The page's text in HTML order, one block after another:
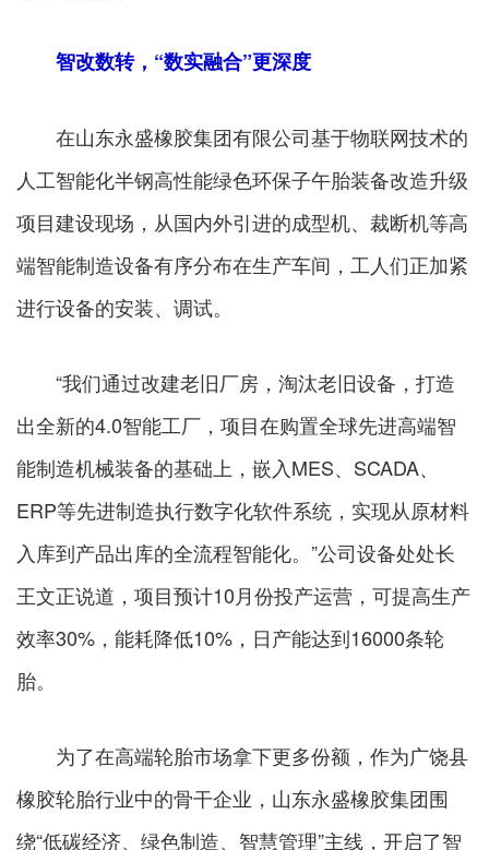
智改数转，“数实融合”更深度
在山东永盛橡胶集团有限公司基于物联网技术的
人工智能化半钢高性能绿色环保子午胎装备改造升级
项目建设现场，从国内外引进的成型机、裁断机等高
端智能制造设备有序分布在生产车间，工人们正加紧
进行设备的安装、调试。
“我们通过改建老旧厂房，淘汰老旧设备，打造
出全新的4.0智能工厂，项目在购置全球先进高端智
能制造机械装备的基础上，嵌入MES、SCADA、
ERP等先进制造执行数字化软件系统，实现从原材料
入库到产品出库的全流程智能化。”公司设备处处长
王文正说道，项目预计10月份投产运营，可提高生产
效率30%，能耗降低10%，日产能达到16000条轮
胎。
为了在高端轮胎市场拿下更多份额，作为广饶县
橡胶轮胎行业中的骨干企业，山东永盛橡胶集团围
绕“低碳经济、绿色制造、智慧管理”主线，开启了智